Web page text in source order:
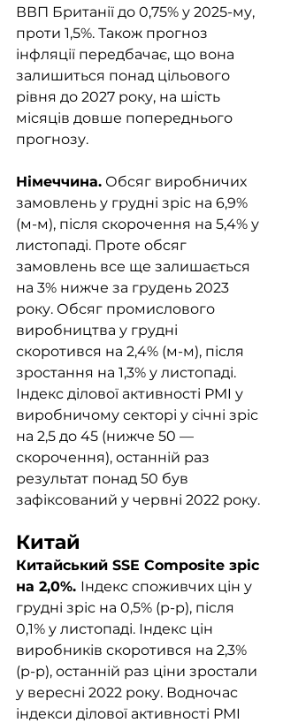
ВВП Британії до 0,75% у 2025-му,
проти 1,5%. Також прогноз
інфляції передбачає, що вона
залишиться понад цільового
рівня до 2027 року, на шість
місяців довше попереднього
прогнозу.
Німеччина. Обсяг виробничих
замовлень у грудні зріс на 6,9%
(м-м), після скорочення на 5,4% у
листопаді. Проте обсяг
замовлень все ще залишається
на 3% нижче за грудень 2023
року. Обсяг промислового
виробництва у грудні
скоротився на 2,4% (м-м), після
зростання на 1,3% у листопаді.
Індекс ділової активності PMI у
виробничому секторі у січні зріс
на 2,5 до 45 (нижче 50 —
скорочення), останній раз
результат понад 50 був
зафіксований у червні 2022 року.
Китай
Китайський SSE Composite зріс
на 2,0%. Індекс споживчих цін у
грудні зріс на 0,5% (р-р), після
0,1% у листопаді. Індекс цін
виробників скоротився на 2,3%
(р-р), останній раз ціни зростали
у вересні 2022 року. Водночас
індекси ділової активності PMI